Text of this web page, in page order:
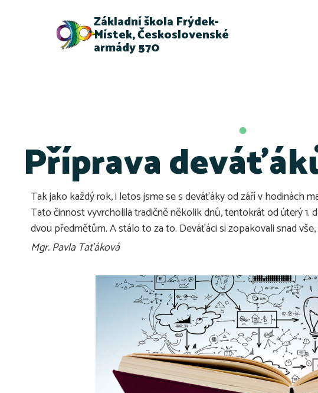
Základní škola Frýdek-
Místek, Československé
armády 570
Příprava
Tak jako každý rok, i letos jsme se s deváťáky od září v hodinách
Tato činnost vyvrcholila tradičně několik dnů, tentokrát od úterý
dvou předmětům. A stálo to za to. Deváťáci si zopakovali snad
Mgr. Pavla Taťáková